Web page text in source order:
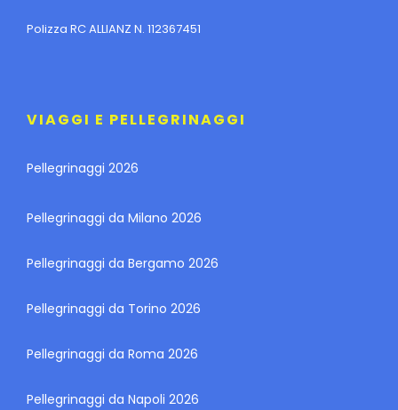
Polizza RC ALLIANZ N. 112367451
VIAGGI E PELLEGRINAGGI
Pellegrinaggi 2026
Pellegrinaggi da Milano 2026
Pellegrinaggi da Bergamo 2026
Pellegrinaggi da Torino 2026
Pellegrinaggi da Roma 2026
Pellegrinaggi da Napoli 2026